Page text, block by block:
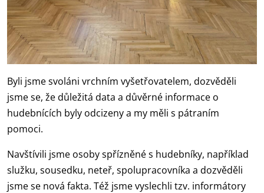
Byli jsme svoláni vrchním vyšetřovatelem, dozvěděli
jsme se, že důležitá data a důvěrné informace o
hudebnících byly odcizeny a my měli s pátraním
pomoci.
Navštívili jsme osoby spřízněné s hudebníky, například
služku, sousedku, neteř, spolupracovníka a dozvěděli
jsme se nová fakta. Též jsme vyslechli tzv. informátory